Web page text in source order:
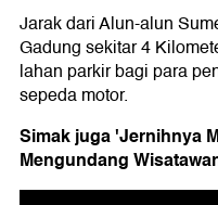
Jarak dari Alun-alun
Gadung sekitar 4
lahan parkir bagi para
sepeda motor.
Simak juga 'Jernihnya
Mengundang